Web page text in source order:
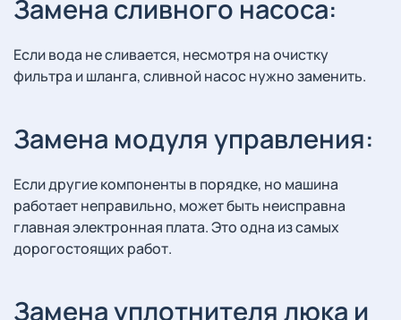
Замена сливного насоса:
Если вода не сливается, несмотря на очистку
фильтра и шланга, сливной насос нужно заменить.
Замена модуля управления:
Если другие компоненты в порядке, но машина
работает неправильно, может быть неисправна
главная электронная плата. Это одна из самых
дорогостоящих работ.
Замена уплотнителя люка и